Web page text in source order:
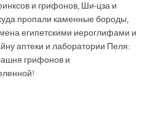
и грифонов, Ши-цза и
пропали каменные бороды,
египетскими иероглифами и
аптеки и лаборатории Пеля:
грифонов и